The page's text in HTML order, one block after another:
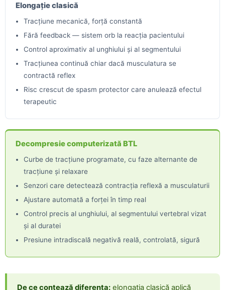
Elongație clasică
Tracțiune mecanică, forță constantă
Fără feedback — sistem orb la reacția pacientului
Control aproximativ al unghiului și al segmentului
Tracțiunea continuă chiar dacă musculatura se
contractă reflex
Risc crescut de spasm protector care anulează efectul
terapeutic
Decompresie computerizată BTL
Curbe de tracțiune programate, cu faze alternante de
tracțiune și relaxare
Senzori care detectează contracția reflexă a musculaturii
Ajustare automată a forței în timp real
Control precis al unghiului, al segmentului vertebral vizat
și al duratei
Presiune intradiscală negativă reală, controlată, sigură
De ce contează diferența: elongația clasică aplică